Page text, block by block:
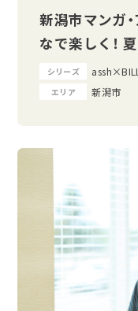
新潟市マンガ
なで楽しく！
シリーズ
エリア 新潟市